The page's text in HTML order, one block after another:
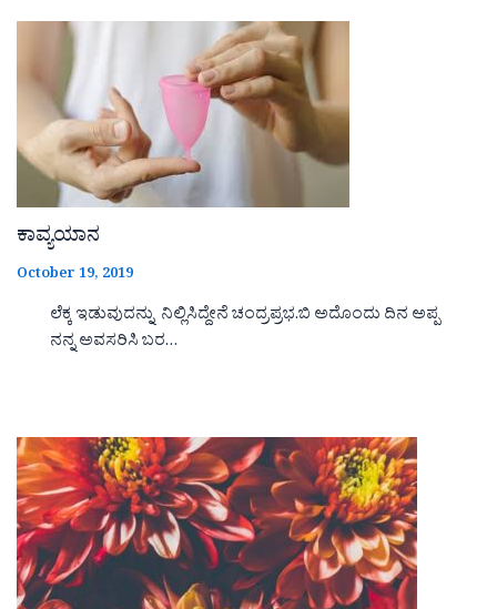
ಕಾವ್ಯಯಾನ
October 19, 2019
ಲೆಕ್ಕ ಇಡುವುದನ್ನು ನಿಲ್ಲಿಸಿದ್ದೇನೆ ಚಂದ್ರಪ್ರಭ.ಬಿ ಅದೊಂದು ದಿನ ಅಪ್ಪ
ನನ್ನ ಅವಸರಿಸಿ ಬರ…